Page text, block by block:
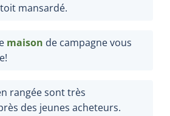
mansardé.
maison de campagne vous
rangée sont très
des jeunes acheteurs.